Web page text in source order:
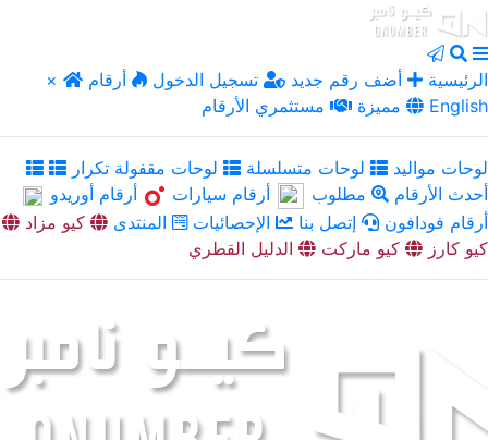
× الرئيسية أضف رقم جديد تسجيل الدخول
أرقام
مميزة
مستثمري الأرقام English
لوحات مواليد لوحات متسلسلة
لوحات مقفولة تكرار
أحدث الأرقام
مطلوب أرقام سيارات
أرقام أوريدو
أرقام فودافون
إتصل بنا الإحصائيات المنتدى
كيو مزاد
كيو كارز
كيو ماركت الدليل القطري